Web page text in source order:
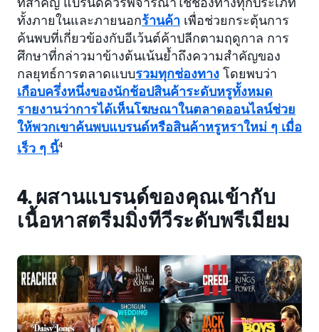
ทั้งภายในและภายนอกร้านค้า เพื่อช่วยกระตุ้นการ
ค้นพบที่เกี่ยวข้องกับอีเว้นต์ค้าปลีกตามฤดูกาล การ
ศึกษาที่กล่าวมาข้างต้นเน้นย้ำถึงความสำคัญของ
กลยุทธ์การตลาดแบบรวมทุกช่องทาง โดยพบว่า
เกือบครึ่งหนึ่งของนักช้อปสินค้าระดับหรูทั้งหมด
รายงานว่าการได้เห็นโฆษณาในตลาดออนไลน์ช่วย
ให้พวกเขาค้นพบแบรนด์หรือสินค้าหรูหราใหม่ ๆ เมื่อ
เร็ว ๆ นี้4
4. ผสานแบรนด์ของคุณเข้ากับ
เนื้อหาสตรีมมิ่งทีวีระดับพรีเมียม